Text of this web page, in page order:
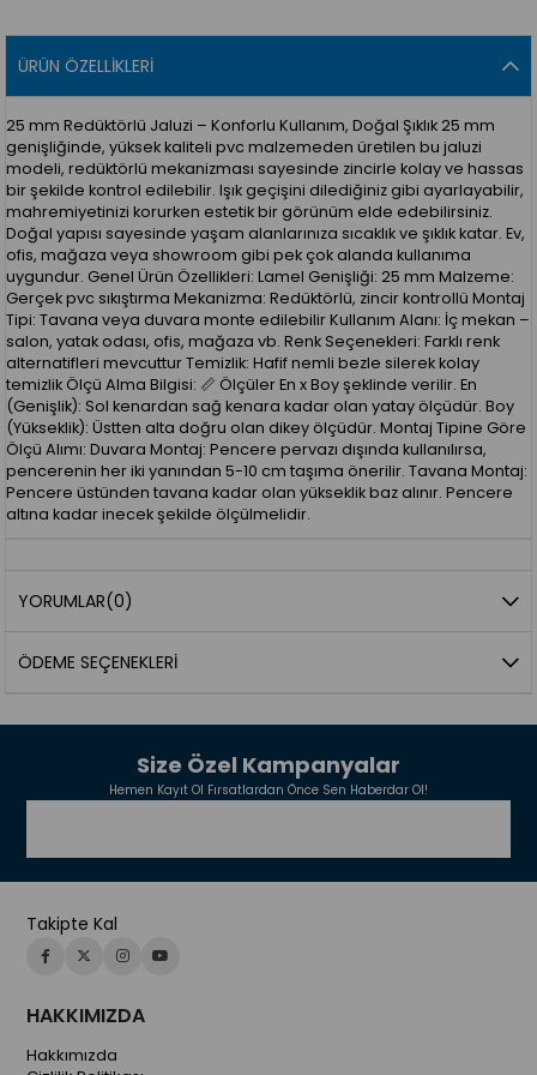
ÜRÜN ÖZELLIKLERI
25 mm Redüktörlü Jaluzi – Konforlu Kullanım, Doğal Şıklık 25 mm
genişliğinde, yüksek kaliteli pvc malzemeden üretilen bu jaluzi
modeli, redüktörlü mekanizması sayesinde zincirle kolay ve hassas
bir şekilde kontrol edilebilir. Işık geçişini dilediğiniz gibi ayarlayabilir,
mahremiyetinizi korurken estetik bir görünüm elde edebilirsiniz.
Doğal yapısı sayesinde yaşam alanlarınıza sıcaklık ve şıklık katar. Ev,
ofis, mağaza veya showroom gibi pek çok alanda kullanıma
uygundur. Genel Ürün Özellikleri: Lamel Genişliği: 25 mm Malzeme:
Gerçek pvc sıkıştırma Mekanizma: Redüktörlü, zincir kontrollü Montaj
Tipi: Tavana veya duvara monte edilebilir Kullanım Alanı: İç mekan –
salon, yatak odası, ofis, mağaza vb. Renk Seçenekleri: Farklı renk
alternatifleri mevcuttur Temizlik: Hafif nemli bezle silerek kolay
temizlik Ölçü Alma Bilgisi: 📏 Ölçüler En x Boy şeklinde verilir. En
(Genişlik): Sol kenardan sağ kenara kadar olan yatay ölçüdür. Boy
(Yükseklik): Üstten alta doğru olan dikey ölçüdür. Montaj Tipine Göre
Ölçü Alımı: Duvara Montaj: Pencere pervazı dışında kullanılırsa,
pencerenin her iki yanından 5-10 cm taşıma önerilir. Tavana Montaj:
Pencere üstünden tavana kadar olan yükseklik baz alınır. Pencere
altına kadar inecek şekilde ölçülmelidir.
YORUMLAR(0)
ÖDEME SEÇENEKLERI
Size Özel Kampanyalar
Hemen Kayıt Ol Fırsatlardan Önce Sen Haberdar Ol!
Takipte Kal
HAKKIMIZDA
Hakkımızda